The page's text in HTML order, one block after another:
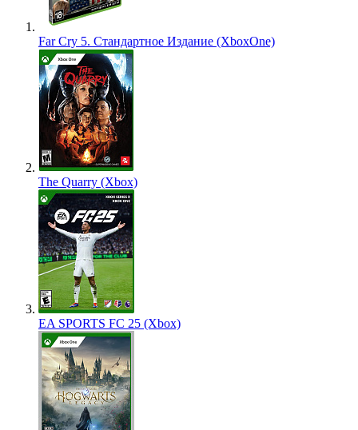
Far Cry 5. Стандартное Издание (XboxOne)
The Quarry (Xbox)
EA SPORTS FC 25 (Xbox)